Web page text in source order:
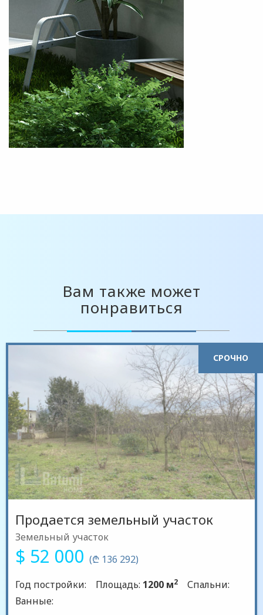
Вам также может
понравиться
СРОЧНО
Продается земельный участок
Земельный участок
$ 52 000 (₾ 136 292)
Год постройки:
Площадь: 1200 м2
Спальни:
Ванные: